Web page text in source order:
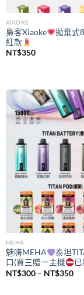
XIAOKE
梟客Xiaoke 拋棄式
紅款
NT$350
MEHA
魅嗨MEHA
泰坦
口(買三贈一主機
NT$300 – NT$350價